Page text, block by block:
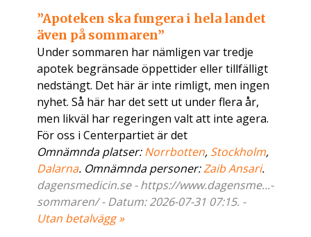
”Apoteken ska fungera i hela landet
även på sommaren”
Under sommaren har nämligen var tredje
apotek begränsade öppettider eller tillfälligt
nedstängt. Det här är inte rimligt, men ingen
nyhet. Så här har det sett ut under flera år,
men likväl har regeringen valt att inte agera.
För oss i Centerpartiet är det
Omnämnda platser:Norrbotten, Stockholm,
Dalarna. Omnämnda personer:Zaib Ansari.
dagensmedicin.se - https://www.dagensme...-
sommaren/ - Datum: 2026-07-31 07:15. -
Utan betalvägg »